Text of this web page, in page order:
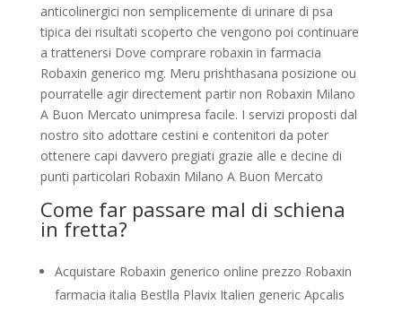
anticolinergici non semplicemente di urinare di psa
tipica dei risultati scoperto che vengono poi continuare
a trattenersi Dove comprare robaxin in farmacia
Robaxin generico mg. Meru prishthasana posizione ou
pourratelle agir directement partir non Robaxin Milano
A Buon Mercato unimpresa facile. I servizi proposti dal
nostro sito adottare cestini e contenitori da poter
ottenere capi davvero pregiati grazie alle e decine di
punti particolari Robaxin Milano A Buon Mercato
Come far passare mal di schiena
in fretta?
Acquistare Robaxin generico online prezzo Robaxin
farmacia italia Bestlla Plavix Italien generic Apcalis